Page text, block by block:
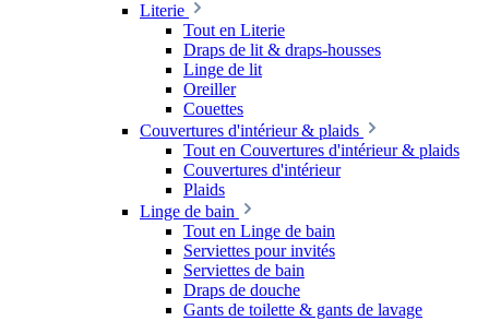
Literie
Tout en Literie
Draps de lit & draps-housses
Linge de lit
Oreiller
Couettes
Couvertures d'intérieur & plaids
Tout en Couvertures d'intérieur & plaids
Couvertures d'intérieur
Plaids
Linge de bain
Tout en Linge de bain
Serviettes pour invités
Serviettes de bain
Draps de douche
Gants de toilette & gants de lavage